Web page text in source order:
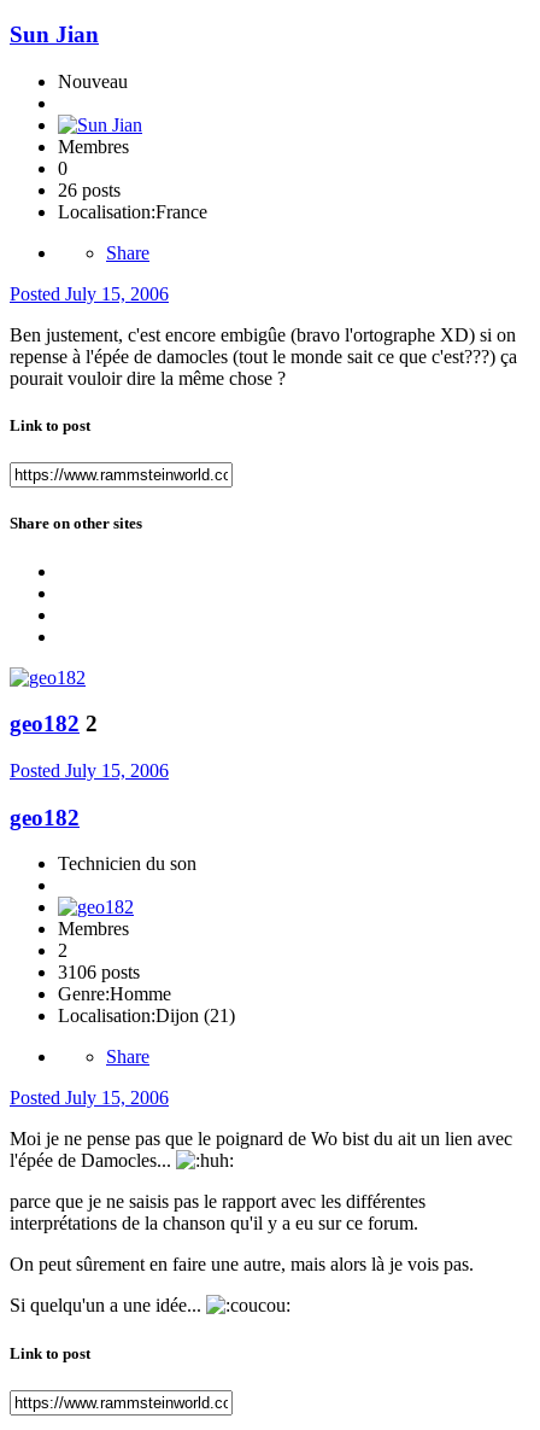
Sun Jian
Nouveau
Membres
0
26 posts
Localisation:France
Share
Posted July 15, 2006
Ben justement, c'est encore embigûe (bravo l'ortographe XD) si on
repense à l'épée de damocles (tout le monde sait ce que c'est???) ça
pourait vouloir dire la même chose ?
Link to post
Share on other sites
geo182 2
Posted July 15, 2006
geo182
Technicien du son
Membres
2
3106 posts
Genre:Homme
Localisation:Dijon (21)
Share
Posted July 15, 2006
Moi je ne pense pas que le poignard de Wo bist du ait un lien avec
l'épée de Damocles...
parce que je ne saisis pas le rapport avec les différentes
interprétations de la chanson qu'il y a eu sur ce forum.
On peut sûrement en faire une autre, mais alors là je vois pas.
Si quelqu'un a une idée...
Link to post